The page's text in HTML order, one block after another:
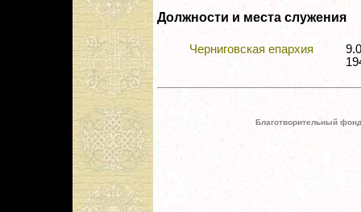
Должности и места служения
Черниговская епархия
Благотворительный